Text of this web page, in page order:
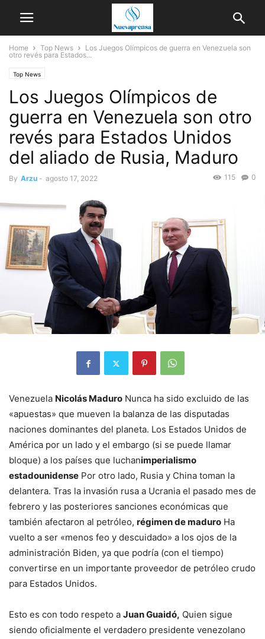
Home Top News
Los Juegos Olímpicos de guerra en Venezuela son
otro revés para Estados...
Top News
Los Juegos Olímpicos de
guerra en Venezuela son otro
revés para Estados Unidos
del aliado de Rusia, Maduro
By Arzu - agosto 17, 2022 0
115
Venezuela Nicolás Maduro Nunca ha sido excluido de las
«apuestas» que mueven la balanza de las disputadas
naciones dominantes del planeta. Los Estados Unidos de
América por un lado y el embargo (si se puede llamar
bloque) a los países que luchanimperialismo
estadounidense Por otro lado, Rusia y China toman la
delantera. Tras la invasión rusa a Ucrania el pasado mes de
febrero y las posteriores sanciones económicas que
también afectaron al petróleo, régimen de maduro Ha
vuelto a ser «menos feo y descuidado» a los ojos de la
administración Biden, ya que podría (con el tiempo)
convertirse en un importante proveedor de petróleo crudo
para Estados Unidos.
Esto es con todo respeto a Juan Guaidó, Quien sigue
siendo oficialmente el verdadero presidente venezolano